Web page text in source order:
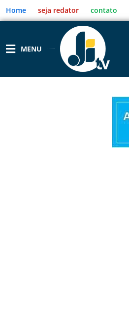
para
o
Home seja redator contato
MENU